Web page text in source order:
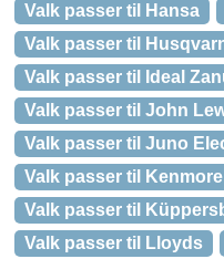
Valk passer til Hansa
Valk passer til
Valk passer til Ideal
Valk passer til John
Valk passer til Juno
Valk passer til Kenmore
Valk passer til
Valk passer til Lloyds